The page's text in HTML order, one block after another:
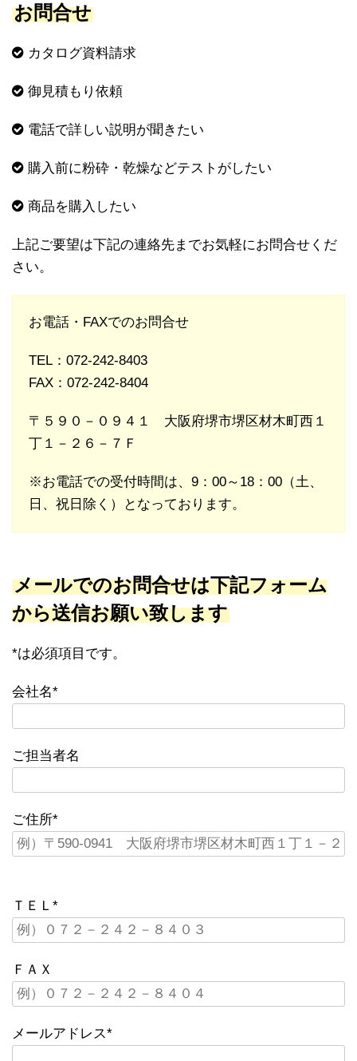
お問合せ
カタログ資料請求
御見積もり依頼
電話で詳しい説明が聞きたい
購入前に粉砕・乾燥などテストがしたい
商品を購入したい
上記ご要望は下記の連絡先までお気軽にお問合せくだ
さい。
お電話・FAXでのお問合せ
TEL：072-242-8403
FAX：072-242-8404
〒５９０－０９４１ 大阪府堺市堺区材木町西１
丁１－２６－７Ｆ
※お電話での受付時間は、9：00～18：00（土、
日、祝日除く）となっております。
メールでのお問合せは下記フォーム
から送信お願い致します
*は必須項目です。
会社名*
ご担当者名
ご住所*
ＴＥＬ*
ＦＡＸ
メールアドレス*